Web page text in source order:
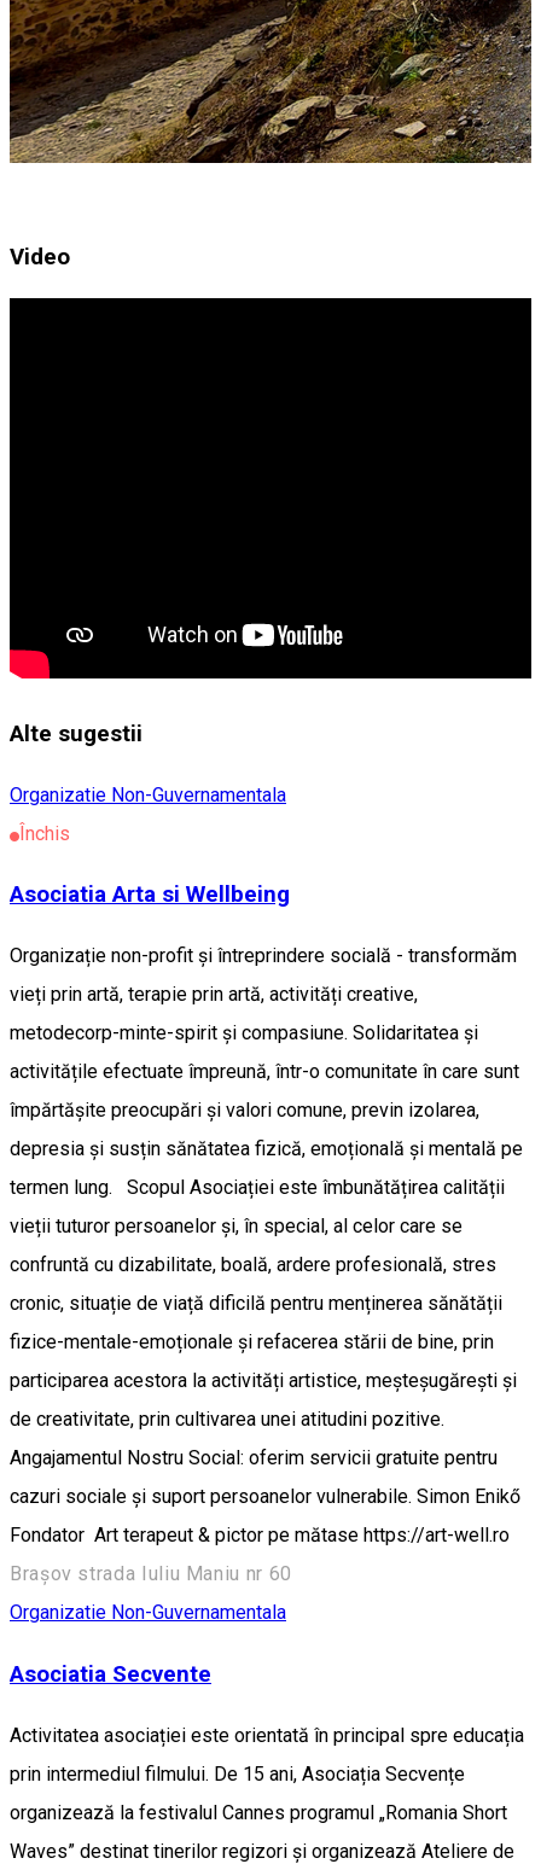
Video
Alte sugestii
Organizatie Non-Guvernamentala
Închis
Asociatia Arta si Wellbeing
Organizație non-profit și întreprindere socială - transformăm
vieți prin artă, terapie prin artă, activități creative,
metodecorp-minte-spirit și compasiune. Solidaritatea și
activitățile efectuate împreună, într-o comunitate în care sunt
împărtășite preocupări și valori comune, previn izolarea,
depresia și susțin sănătatea fizică, emoțională și mentală pe
termen lung. Scopul Asociației este îmbunătățirea calității
vieții tuturor persoanelor și, în special, al celor care se
confruntă cu dizabilitate, boală, ardere profesională, stres
cronic, situație de viață dificilă pentru menținerea sănătății
fizice-mentale-emoționale și refacerea stării de bine, prin
participarea acestora la activități artistice, meșteșugărești și
de creativitate, prin cultivarea unei atitudini pozitive.
Angajamentul Nostru Social: oferim servicii gratuite pentru
cazuri sociale și suport persoanelor vulnerabile. Simon Enikő
Fondator Art terapeut & pictor pe mătase https://art-well.ro
Brașov strada Iuliu Maniu nr 60
Organizatie Non-Guvernamentala
Asociatia Secvente
Activitatea asociației este orientată în principal spre educația
prin intermediul filmului. De 15 ani, Asociația Secvențe
organizează la festivalul Cannes programul „Romania Short
Waves” destinat tinerilor regizori și organizează Ateliere de